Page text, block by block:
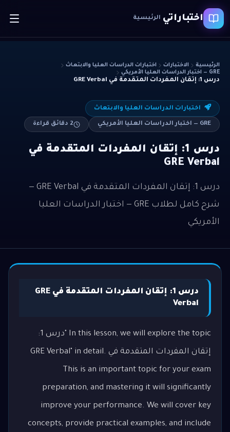
اختباراتي الرئيسية
الرئيسية الاختبارات
اختبارات الدراسات العليا والابتعاث
GRE — اختبار الدراسات العليا الأمريكي
درس 1: إتقان المفردات المتقدمة في GRE Verbal
اختبارات الدراسات العليا والابتعاث
GRE — اختبار الدراسات العليا الأمريكي 2 دقائق قراءة
درس 1: إتقان المفردات المتقدمة في
GRE Verbal
درس 1: إتقان المفردات المتقدمة في GRE Verbal —
شرح كامل لطلاب GRE — اختبار الدراسات العليا
الأمريكي
درس 1: إتقان المفردات المتقدمة في GRE
Verbal
In this lesson, we will explore the topic "درس 1:
إتقان المفردات المتقدمة في GRE Verbal" in detail.
This is an important topic for your exam
preparation, and mastering it will significantly
improve your performance. We will cover key
concepts, provide practical examples, and include